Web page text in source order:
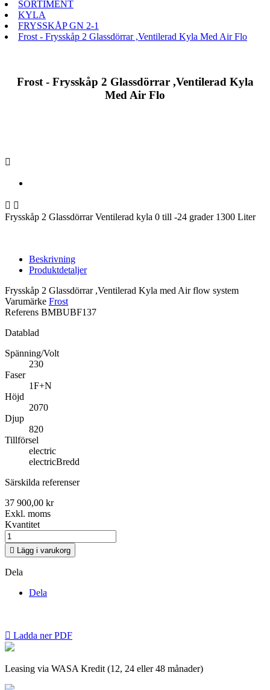
SORTIMENT
KYLA
FRYSSKÅP GN 2-1
Frost - Frysskåp 2 Glassdörrar ,Ventilerad Kyla Med Air Flo
Frost - Frysskåp 2 Glassdörrar ,Ventilerad Kyla
Med Air Flo

 
Frysskåp 2 Glassdörrar Ventilerad kyla 0 till -24 grader 1300 Liter
Beskrivning
Produktdetaljer
Frysskåp 2 Glassdörrar ,Ventilerad Kyla med Air flow system
Varumärke Frost
Referens BMBUBF137
Datablad
Spänning/Volt
230
Faser
1F+N
Höjd
2070
Djup
820
Tillförsel
electric
electricBredd
Särskilda referenser
37 900,00 kr
Exkl. moms
Kvantitet
 Lägg i varukorg
Dela
Dela
 Ladda ner PDF
Leasing via WASA Kredit (12, 24 eller 48 månader)